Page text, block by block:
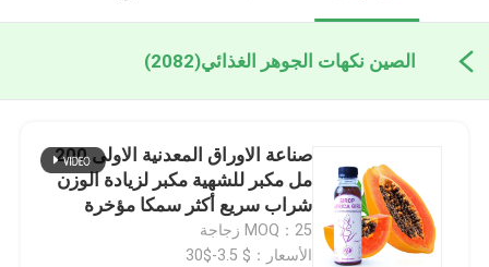
الصين نكهات الجوهر الغذائي(2082)
صناعة الاوراق المعدنية الاولى 200
مل مكبر للشهية مكبر لزيادة الوزن
شراب سريع أكثر سمكا مؤخرة
المنشط مشروب متعدد الفيتامينات
مكمل مؤخرة تعزيز شراب الشكل
MOQ：25 زجاجة
الأسعار：$ 3.5-$30